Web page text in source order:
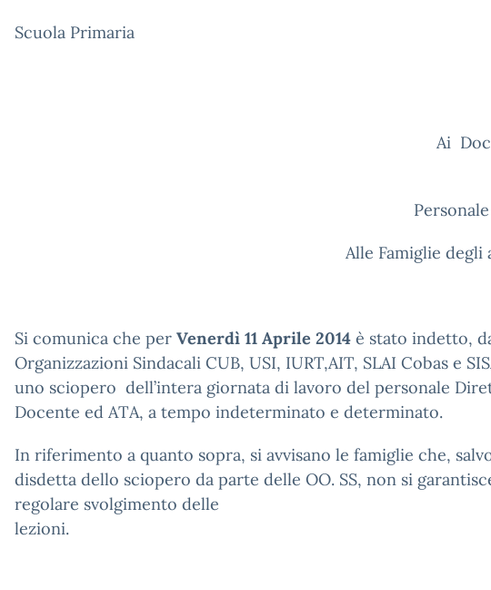
Scuola Primaria
Ai
Personale
Alle Famiglie degli
Si comunica che per Venerdì 11 Aprile 2014 è stato indetto,
Organizzazioni Sindacali CUB, USI, IURT,AIT, SLAI Cobas e
uno sciopero dell’intera giornata di lavoro del personale
Docente ed ATA, a tempo indeterminato e determinato.
In riferimento a quanto sopra, si avvisano le famiglie che,
disdetta dello sciopero da parte delle OO. SS, non si
regolare svolgimento delle